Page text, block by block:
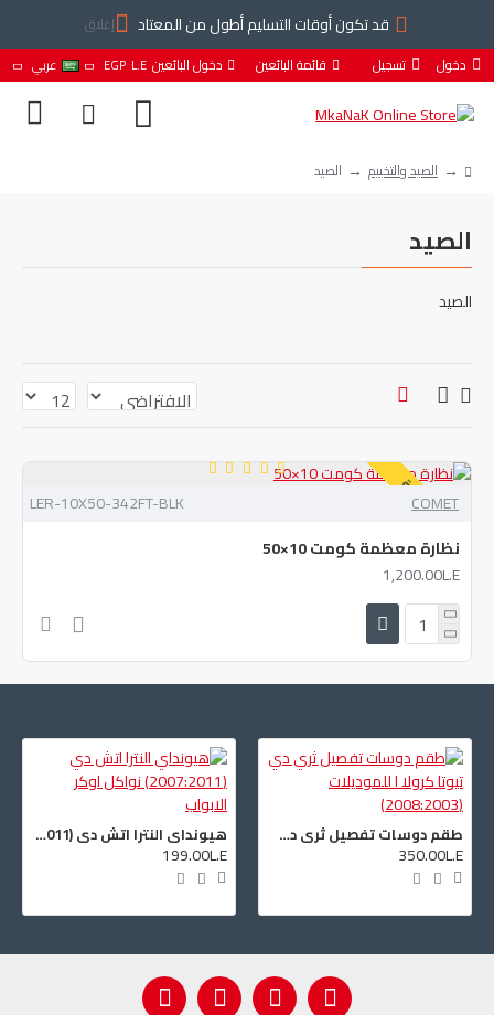
قد تكون أوقات التسليم أطول من المعتاد
إغلاق
دخول
تسجيل قائمة البائعين دخول البائعين L.E
EGP عربي
الصيد والتخييم الصيد
الصيد
الصيد
نفذت الكمية
COMET
LER-10X50-342FT-BLK
نظارة معظمة كومت 10×50
1,200.00L.E
طقم دوسات تفصيل ثري دي تيوتا كرولا ا للموديلات (2008:2003)
350.00L.E
هيونداي النترا اتش دي (2007:2011) نواكل اوكر الابواب
199.00L.E